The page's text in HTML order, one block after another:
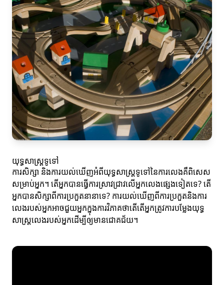
យុទ្ធសាស្ត្រទូទៅ
ការសិក្សា និងការយល់ឃើញអំពីយុទ្ធសាស្ត្រទូទៅនៃការលេងគឺពិសេស
សម្រាប់អ្នក។ តើអ្នកបានធ្វើការស្រាវជ្រាវលើអ្នកលេងផ្សេងទៀតទេ? តើ
អ្នកបានសិក្សាពីការប្រកួតនានាទេ? ការយល់ឃើញពីការប្រកួតនិងការ
លេងរបស់អ្នកអាចជួយអ្នកក្នុងការវិភាគថាតើតើអ្នកត្រូវការបម្លែងយុទ្ធ
សាស្ត្រលេងរបស់អ្នកដើម្បីឲ្យមានជោគជ័យ។